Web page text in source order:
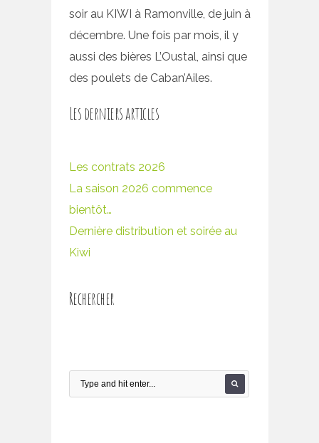
soir au KIWI à Ramonville, de juin à
décembre. Une fois par mois, il y
aussi des bières L’Oustal, ainsi que
des poulets de Caban’Ailes.
Les derniers articles
Les contrats 2026
La saison 2026 commence
bientôt…
Dernière distribution et soirée au
Kiwi
Rechercher